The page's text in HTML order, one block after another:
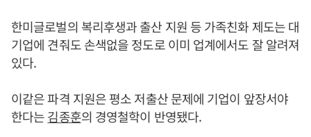
한미글로벌의 복리후생과 출산 지원 등 가족친화 제도는 대
기업에 견줘도 손색없을 정도로 이미 업계에서도 잘 알려져
있다.
이같은 파격 지원은 평소 저출산 문제에 기업이 앞장서야
한다는김종훈의 경영철학이 반영됐다.